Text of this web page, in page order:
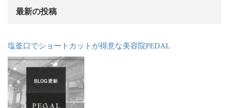
最新の投稿
塩釜口でショートカットが得意な美容院PEDAL